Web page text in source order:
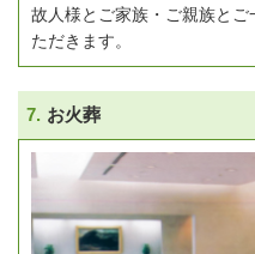
故人様とご家族・ご親族と
ただきます。
7. お火葬